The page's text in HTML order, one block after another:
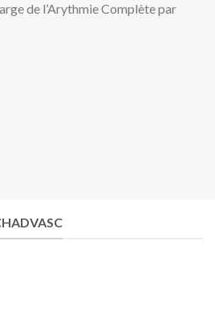
de l’Arythmie Complète par